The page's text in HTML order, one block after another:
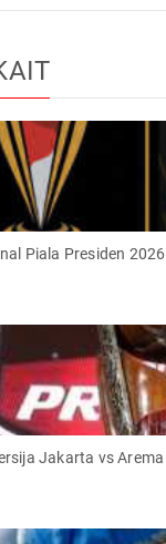
Piala Presiden
Jakarta vs